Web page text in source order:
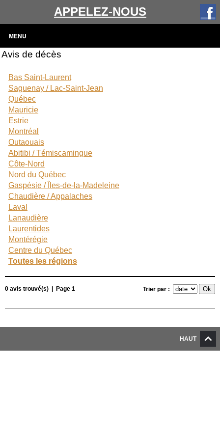
APPELEZ-NOUS
MENU
Avis de décès
Bas Saint-Laurent
Saguenay / Lac-Saint-Jean
Québec
Mauricie
Estrie
Montréal
Outaouais
Abitibi / Témiscamingue
Côte-Nord
Nord du Québec
Gaspésie / Îles-de-la-Madeleine
Chaudière / Appalaches
Laval
Lanaudière
Laurentides
Montérégie
Centre du Québec
Toutes les régions
0 avis trouvé(s) | Page 1 Trier par :
HAUT